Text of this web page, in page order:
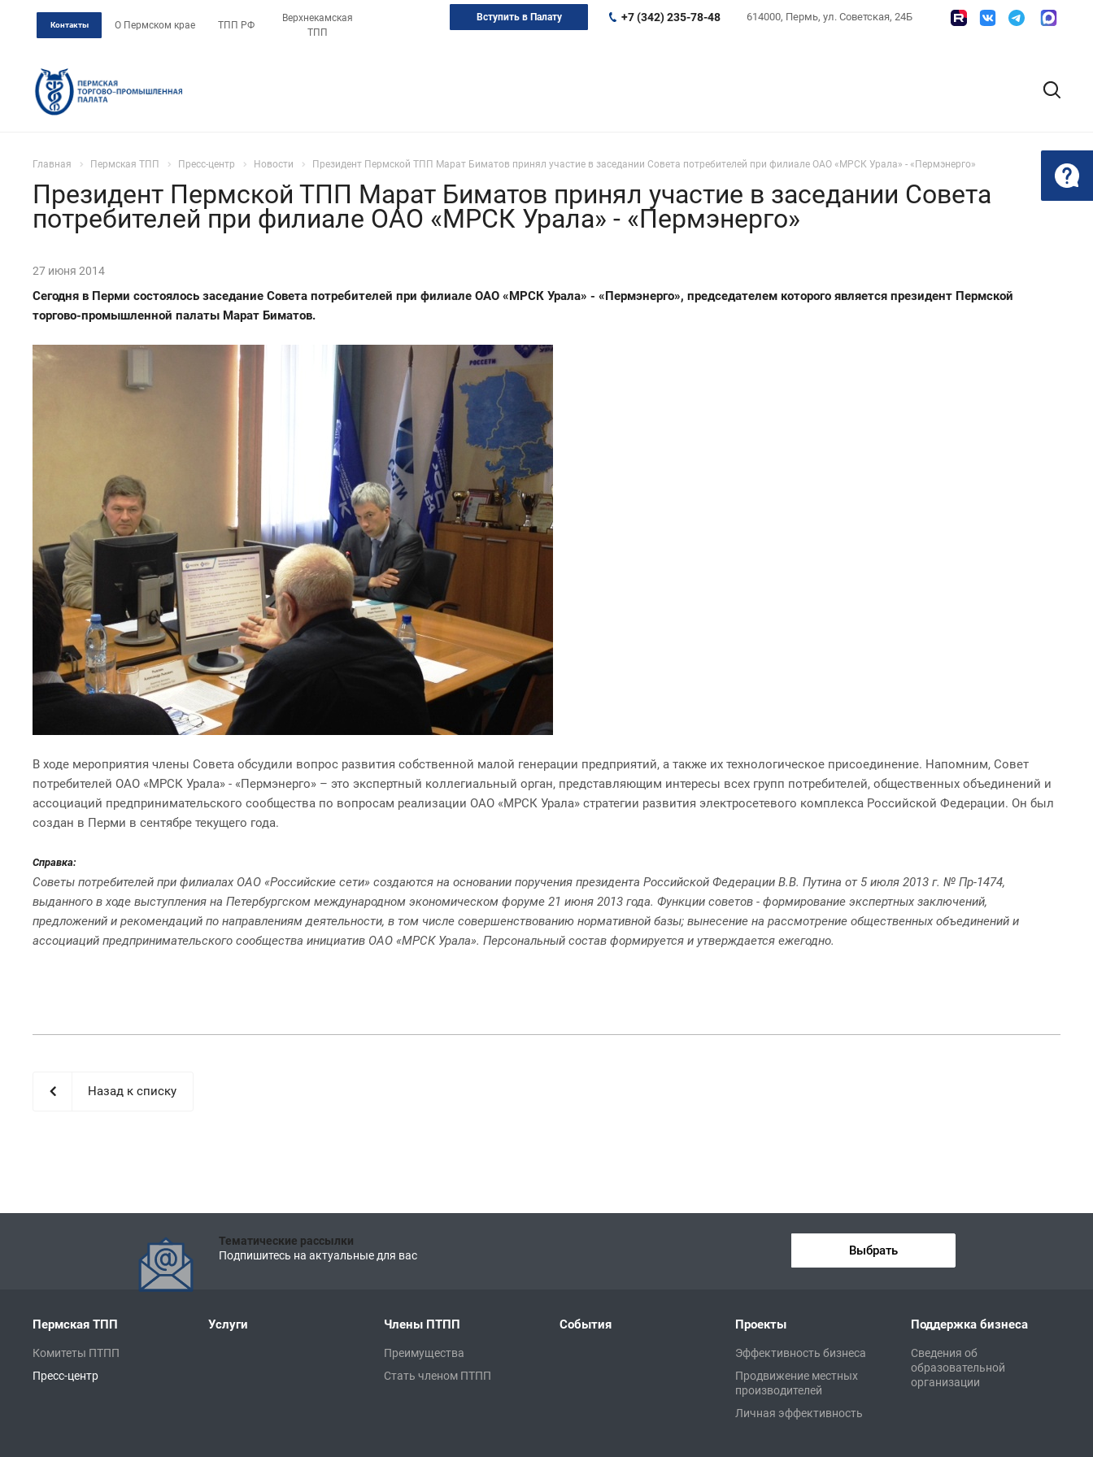
Контакты О Пермском крае ТПП РФ
Верхнекамская
ТПП
614000, Пермь, ул. Советская, 24Б
+7 (342) 235-78-48
Вступить в Палату
Главная Пермская ТПП Пресс-центр Новости Президент Пермской ТПП Марат Биматов принял участие в заседании Совета потребителей при филиале ОАО «МРСК Урала» - «Пермэнерго»
Президент Пермской ТПП Марат Биматов принял участие в заседании Совета
потребителей при филиале ОАО «МРСК Урала» - «Пермэнерго»
27 июня 2014
Сегодня в Перми состоялось заседание Совета потребителей при филиале ОАО «МРСК Урала» - «Пермэнерго», председателем которого является президент Пермской
торгово-промышленной палаты Марат Биматов.
В ходе мероприятия члены Совета обсудили вопрос развития собственной малой генерации предприятий, а также их технологическое присоединение. Напомним, Совет
потребителей ОАО «МРСК Урала» - «Пермэнерго» – это экспертный коллегиальный орган, представляющим интересы всех групп потребителей, общественных объединений и
ассоциаций предпринимательского сообщества по вопросам реализации ОАО «МРСК Урала» стратегии развития электросетевого комплекса Российской Федерации. Он был
создан в Перми в сентябре текущего года.
Справка:
Советы потребителей при филиалах ОАО «Российские сети» создаются на основании поручения президента Российской Федерации В.В. Путина от 5 июля 2013 г. № Пр-1474,
выданного в ходе выступления на Петербургском международном экономическом форуме 21 июня 2013 года. Функции советов - формирование экспертных заключений,
предложений и рекомендаций по направлениям деятельности, в том числе совершенствованию нормативной базы; вынесение на рассмотрение общественных объединений и
ассоциаций предпринимательского сообщества инициатив ОАО «МРСК Урала». Персональный состав формируется и утверждается ежегодно.
Назад к списку
Тематические рассылки
Подпишитесь на актуальные для вас
Выбрать
Пермская ТПП
Комитеты ПТПП
Пресс-центр
Услуги Члены ПТПП
Преимущества
Стать членом ПТПП
События Проекты
Эффективность бизнеса
Продвижение местных
производителей
Личная эффективность
Поддержка бизнеса
Сведения об
образовательной
организации